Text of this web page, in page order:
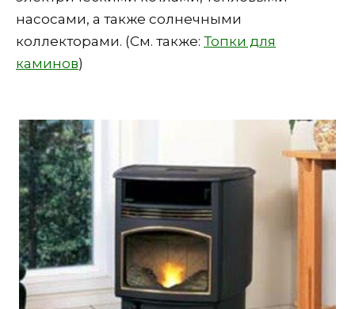
насосами, а также солнечными
коллекторами. (См. также: Топки для
каминов)